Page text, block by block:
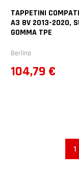
TAPPETINI
A3 8V 2013-2020,
GOMMA TPE
Berlina
Prezzo
104,79 €
1